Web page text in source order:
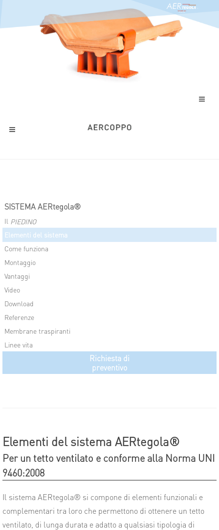
SISTEMA AERtegola®
Il PIEDINO
Elementi del sistema
Come funziona
Montaggio
Vantaggi
Video
Download
Referenze
Membrane traspiranti
Linee vita
Richiesta di
preventivo
Elementi del sistema AERtegola®
Per un tetto ventilato e conforme alla Norma UNI
9460:2008
Il sistema AERtegola® si compone di elementi funzionali e
complementari tra loro che permettono di ottenere un tetto
ventilato, di lunga durata e adatto a qualsiasi tipologia di